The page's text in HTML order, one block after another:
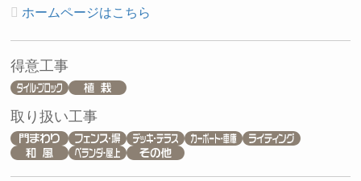
ホームページはこちら
得意工事
取り扱い工事